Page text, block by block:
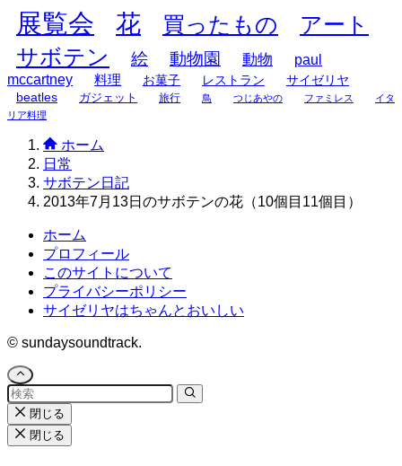
展覧会 花 買ったもの アート
サボテン 絵 動物園 動物
paul
mccartney
料理 お菓子 レストラン サイゼリヤ
beatles ガジェット 旅行 鳥 つじあやの ファミレス
イタ
リア料理
ホーム
日常
サボテン日記
2013年7月13日のサボテンの花（10個目11個目）
ホーム
プロフィール
このサイトについて
プライバシーポリシー
サイゼリヤはちゃんとおいしい
© sundaysoundtrack.
閉じる
閉じる